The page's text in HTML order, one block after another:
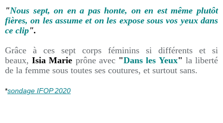
"Nous sept, on en a pas honte, on en est même plutôt
fières, on les assume et on les expose sous vos yeux dans
ce clip".
Grâce à ces sept corps féminins si différents et si
beaux, Isia Marie prône avec "Dans les Yeux" la liberté
de la femme sous toutes ses coutures, et surtout sans.
*sondage IFOP 2020